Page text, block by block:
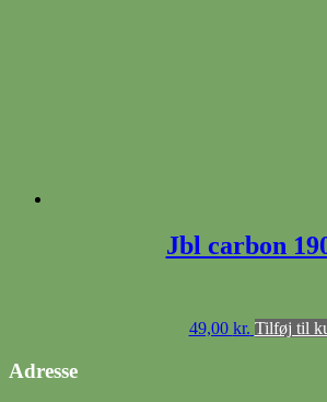
Jbl carbon
49,00 kr. Tilføj til
Adresse